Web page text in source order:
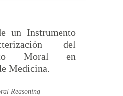
un Instrumento
del
Moral en
Medicina.
Reasoning